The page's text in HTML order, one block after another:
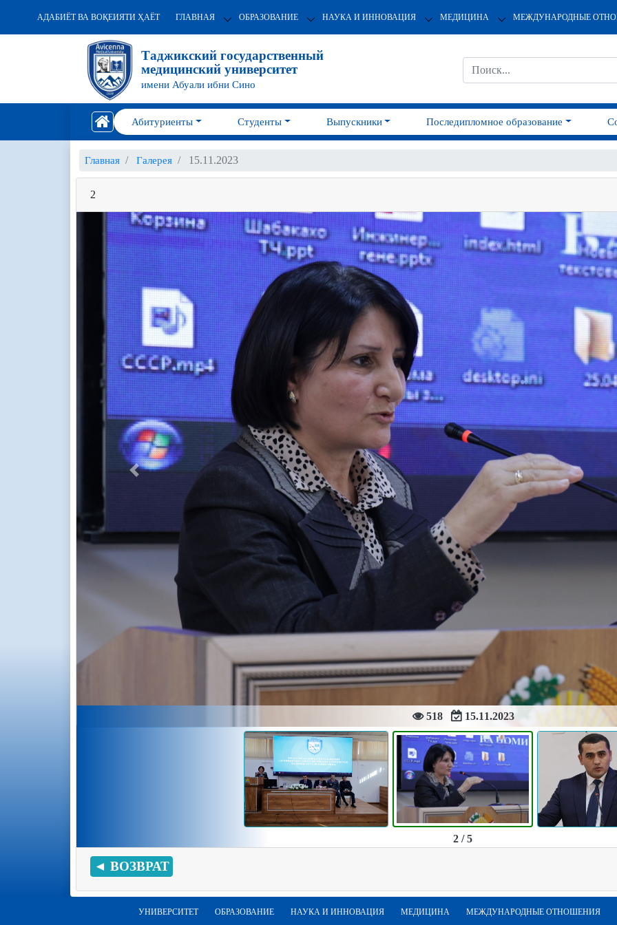
АДАБИЁТ ВА ВОҚЕИЯТИ ҲАЁТ ГЛАВНАЯ ОБРАЗОВАНИЕ НАУКА И ИННОВАЦИЯ МЕДИЦИНА МЕЖДУНАРОДНЫЕ
Таджикский государственный
медицинский университет
имени Абуали ибни Сино
Абитуриенты Студенты Выпускники Последипломное образование
Главная Галерея 15.11.2023
2
518 15.11.2023
Previous
2 / 5
◄ ВОЗВРАТ
УНИВЕРСИТЕТ ОБРАЗОВАНИЕ НАУКА И ИННОВАЦИЯ МЕДИЦИНА МЕЖДУНАРОДНЫЕ ОТНОШЕНИЯ